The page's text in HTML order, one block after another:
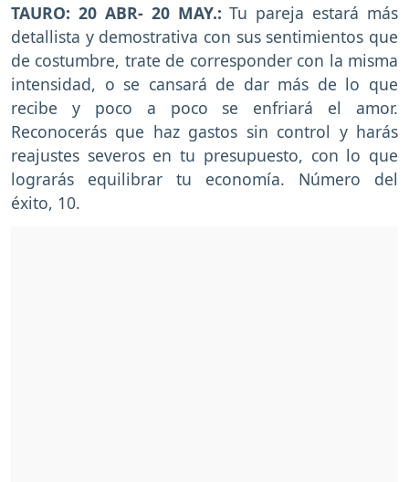
TAURO: 20 ABR- 20 MAY.: Tu pareja estará más
detallista y demostrativa con sus sentimientos que
de costumbre, trate de corresponder con la misma
intensidad, o se cansará de dar más de lo que
recibe y poco a poco se enfriará el amor.
Reconocerás que haz gastos sin control y harás
reajustes severos en tu presupuesto, con lo que
lograrás equilibrar tu economía. Número del
éxito, 10.